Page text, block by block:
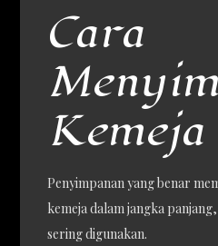
Cara
Penyimpanan yang benar
kemeja dalam jangka
sering digunakan.